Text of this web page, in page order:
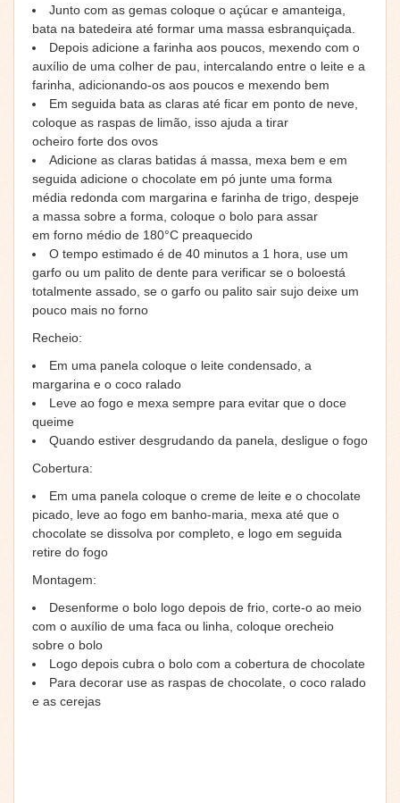
Junto com as gemas coloque o açúcar e amanteiga,
bata na batedeira até formar uma massa esbranquiçada.
Depois adicione a farinha aos poucos, mexendo com o
auxílio de uma colher de pau, intercalando entre o leite e a
farinha, adicionando-os aos poucos e mexendo bem
Em seguida bata as claras até ficar em ponto de neve,
coloque as raspas de limão, isso ajuda a tirar
ocheiro forte dos ovos
Adicione as claras batidas á massa, mexa bem e em
seguida adicione o chocolate em pó junte uma forma
média redonda com margarina e farinha de trigo, despeje
a massa sobre a forma, coloque o bolo para assar
em forno médio de 180°C preaquecido
O tempo estimado é de 40 minutos a 1 hora, use um
garfo ou um palito de dente para verificar se o boloestá
totalmente assado, se o garfo ou palito sair sujo deixe um
pouco mais no forno
Recheio:
Em uma panela coloque o leite condensado, a
margarina e o coco ralado
Leve ao fogo e mexa sempre para evitar que o doce
queime
Quando estiver desgrudando da panela, desligue o fogo
Cobertura:
Em uma panela coloque o creme de leite e o chocolate
picado, leve ao fogo em banho-maria, mexa até que o
chocolate se dissolva por completo, e logo em seguida
retire do fogo
Montagem:
Desenforme o bolo logo depois de frio, corte-o ao meio
com o auxílio de uma faca ou linha, coloque orecheio
sobre o bolo
Logo depois cubra o bolo com a cobertura de chocolate
Para decorar use as raspas de chocolate, o coco ralado
e as cerejas